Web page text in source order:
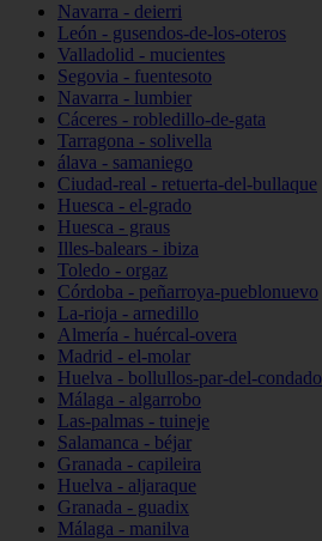
Navarra - deierri
León - gusendos-de-los-oteros
Valladolid - mucientes
Segovia - fuentesoto
Navarra - lumbier
Cáceres - robledillo-de-gata
Tarragona - solivella
álava - samaniego
Ciudad-real - retuerta-del-bullaque
Huesca - el-grado
Huesca - graus
Illes-balears - ibiza
Toledo - orgaz
Córdoba - peñarroya-pueblonuevo
La-rioja - arnedillo
Almería - huércal-overa
Madrid - el-molar
Huelva - bollullos-par-del-condado
Málaga - algarrobo
Las-palmas - tuineje
Salamanca - béjar
Granada - capileira
Huelva - aljaraque
Granada - guadix
Málaga - manilva